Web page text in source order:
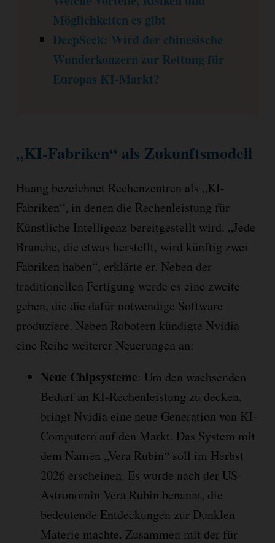
Möglichkeiten es gibt
DeepSeek: Wird der chinesische
Wunderkonzern zur Rettung für
Europas KI-Markt?
„KI-Fabriken“ als Zukunftsmodell
Huang bezeichnet Rechenzentren als „KI-
Fabriken“, in denen die Rechenleistung für
Künstliche Intelligenz bereitgestellt wird. „Jede
Branche, die etwas herstellt, wird künftig zwei
Fabriken haben“, erklärte er. Neben der
traditionellen Fertigung werde es eine zweite
geben, die die dafür notwendige Software
produziere. Neben Robotern kündigte Nvidia
eine Reihe weiterer Neuerungen an:
Neue Chipsysteme: Um den wachsenden
Bedarf an KI-Rechenleistung zu decken,
bringt Nvidia eine neue Generation von KI-
Computern auf den Markt. Das System mit
dem Namen „Vera Rubin“ soll im Herbst
2026 erscheinen. Es wurde nach der US-
Astronomin Vera Rubin benannt, die
bedeutende Entdeckungen zur Dunklen
Materie machte. Zusammen mit der für